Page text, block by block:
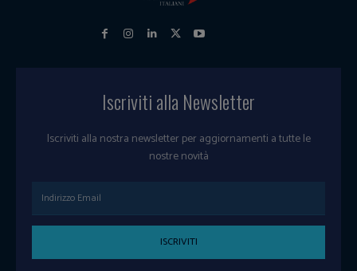
Iscriviti alla Newsletter
Iscriviti alla nostra newsletter per aggiornamenti a tutte le
nostre novità
ISCRIVITI